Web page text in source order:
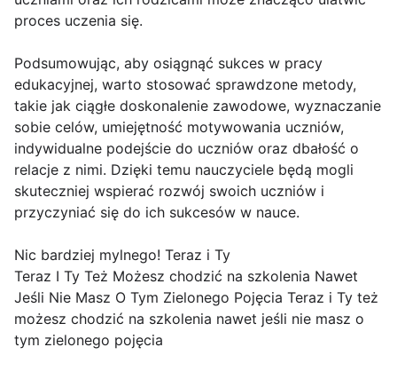
proces uczenia się.
Podsumowując, aby osiągnąć sukces w pracy
edukacyjnej, warto stosować sprawdzone metody,
takie jak ciągłe doskonalenie zawodowe, wyznaczanie
sobie celów, umiejętność motywowania uczniów,
indywidualne podejście do uczniów oraz dbałość o
relacje z nimi. Dzięki temu nauczyciele będą mogli
skuteczniej wspierać rozwój swoich uczniów i
przyczyniać się do ich sukcesów w nauce.
Nic bardziej mylnego! Teraz i Ty
Teraz I Ty Też Możesz chodzić na szkolenia Nawet
Jeśli Nie Masz O Tym Zielonego Pojęcia Teraz i Ty też
możesz chodzić na szkolenia nawet jeśli nie masz o
tym zielonego pojęcia